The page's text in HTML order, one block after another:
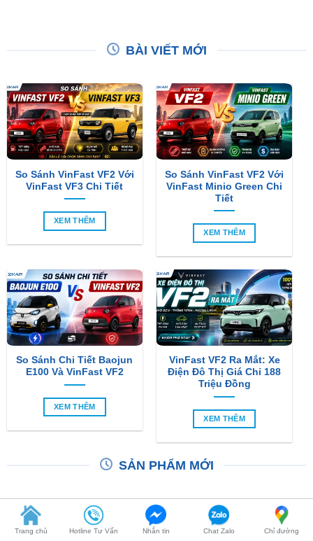
So Sánh VinFast VF2 Với
VinFast VF3 Chi Tiết
XEM THÊM
So Sánh VinFast VF2 Với
VinFast Minio Green Chi
Tiết
XEM THÊM
So Sánh Chi Tiết Baojun
E100 Và VinFast VF2
XEM THÊM
VinFast VF2 Ra Mắt: Xe
Điện Đô Thị Giá Chỉ 188
Triệu Đồng
XEM THÊM
SẢN PHẨM MỚI
Trang chủ Hotline Tư Vấn Nhắn tin Chat Zalo Chỉ đường